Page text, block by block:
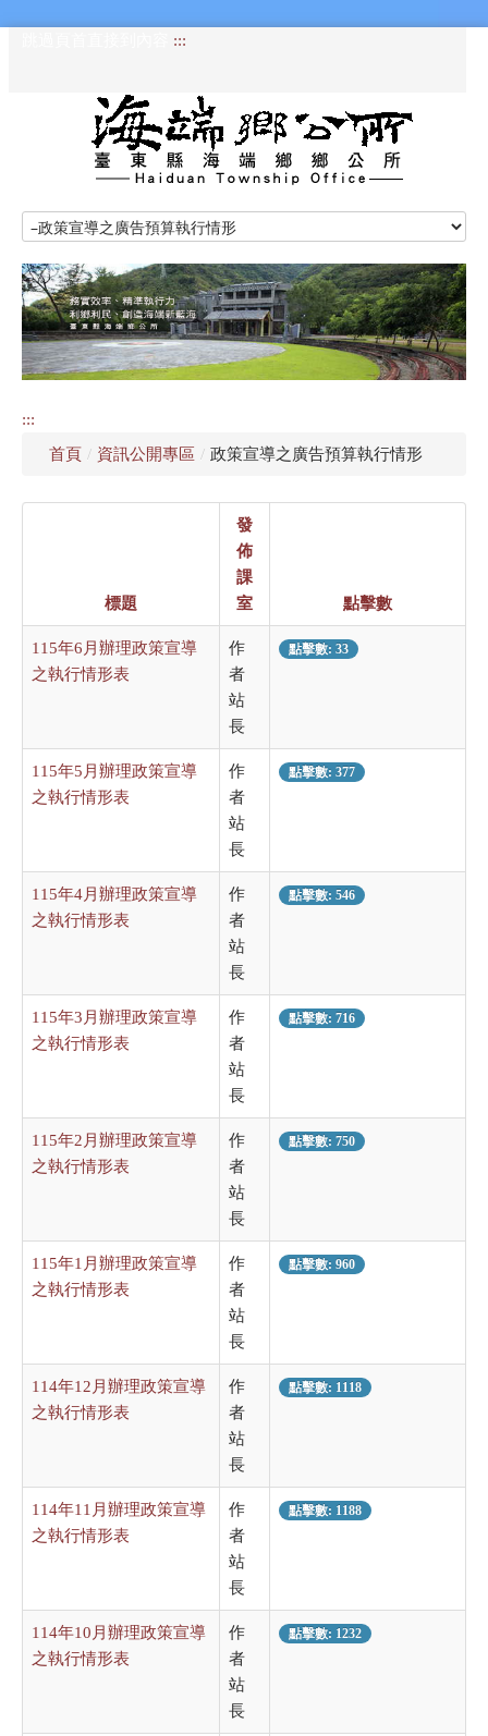
:::
HOME
訊息專區
認識海端
公所介紹
:::
首頁 / 資訊公開專區 / 政策宣導之廣告預算執行情形
標題
發
佈
課
室
點擊數
115年6月辦理政策宣導
之執行情形表
作
者
站
長
點擊數: 33
115年5月辦理政策宣導
之執行情形表
作
者
站
長
點擊數: 377
115年4月辦理政策宣導
之執行情形表
作
者
站
長
點擊數: 546
115年3月辦理政策宣導
之執行情形表
作
者
站
長
點擊數: 716
115年2月辦理政策宣導
之執行情形表
作
者
站
長
點擊數: 750
115年1月辦理政策宣導
之執行情形表
作
者
站
長
點擊數: 960
114年12月辦理政策宣導
之執行情形表
作
者
站
長
點擊數: 1118
114年11月辦理政策宣導
之執行情形表
作
者
站
長
點擊數: 1188
114年10月辦理政策宣導
之執行情形表
作
者
站
長
點擊數: 1232